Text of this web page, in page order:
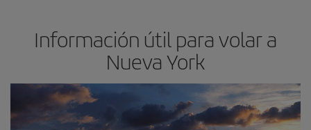
Información útil para volar a
Nueva York